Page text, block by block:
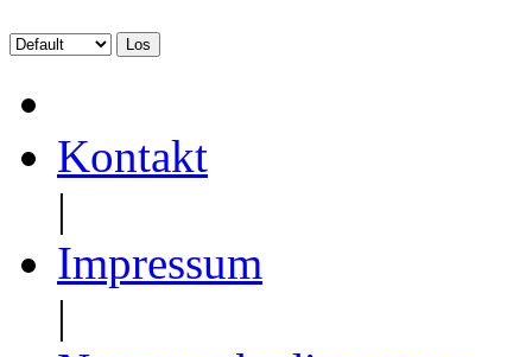
Kontakt
|
Impressum
|